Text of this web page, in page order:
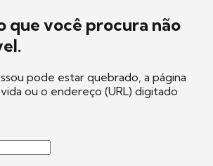
que você procura não
pode estar quebrado, a página
ou o endereço (URL) digitado